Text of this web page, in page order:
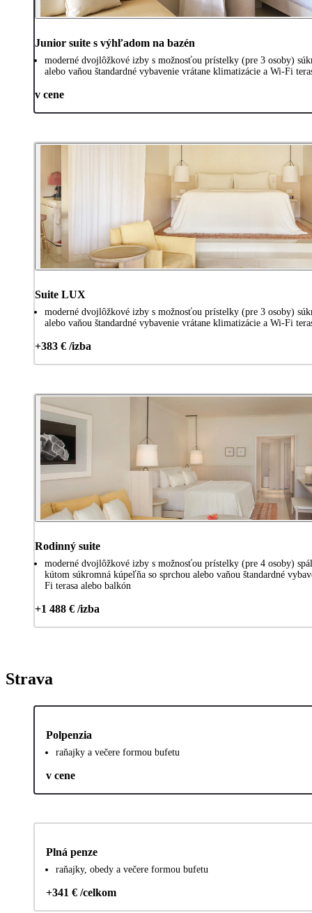
Junior suite s výhľadom na bazén
moderné dvojlôžkové izby s možnosťou prístelky (pre 3 osoby)
alebo vaňou štandardné vybavenie vrátane klimatizácie a Wi-Fi
v cene
Suite LUX
moderné dvojlôžkové izby s možnosťou prístelky (pre 3 osoby)
alebo vaňou štandardné vybavenie vrátane klimatizácie a Wi-Fi
+383 € /izba
Rodinný suite
moderné dvojlôžkové izby s možnosťou prístelky (pre 4 osoby)
kútom súkromná kúpeľňa so sprchou alebo vaňou štandardné
Fi terasa alebo balkón
+1 488 € /izba
Strava
Polpenzia
raňajky a večere formou bufetu
v cene
Plná penze
raňajky, obedy a večere formou bufetu
+341 € /celkom